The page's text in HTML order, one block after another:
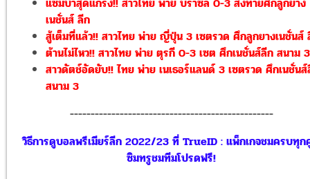
เนชั่นส์ ลีก
สู้เต็มที่แล้ว!! สาวไทย พ่าย ญี่ปุ่น 3 เซตรวด ศึกลูกยางเนชั่นส์
ต้านไม่ไหว!! สาวไทย พ่าย ตุรกี 0-3 เซต ศึกเนชั่นส์ลีก สนาม 3
สาวดัตช์อัดยับ!! ไทย พ่าย เนเธอร์แลนด์ 3 เซตรวด ศึกเนชั่น
สนาม 3
-------------------------------------------------
วิธีการดูบอลพรีเมียร์ลีก 2022/23 ที่ TrueID : แพ็กเกจชมครบทุ
ซิมทรูชมทีมโปรดฟรี!